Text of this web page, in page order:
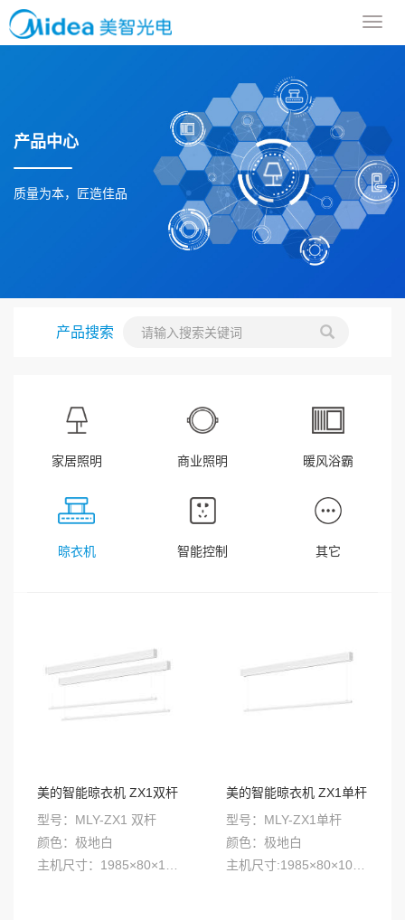
导
航
产品中心
质量为本，匠造佳品
产品搜索
家居照明 商业照明 暖风浴霸
晾衣机 智能控制 其它
美的智能晾衣机 ZX1双杆
型号：MLY-ZX1 双杆
颜色：极地白
主机尺寸：1985×80×100mm×2
美的智能晾衣机 ZX1单杆
型号：MLY-ZX1单杆
颜色：极地白
主机尺寸:1985×80×100mm;整机厚度:100mm